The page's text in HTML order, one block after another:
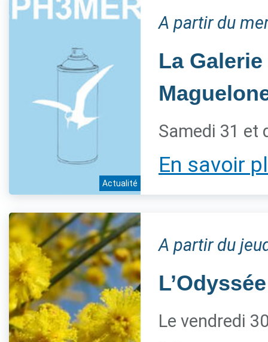
Actualité
A partir du
La
Samedi 31 et
En savoir
A partir du
Le vendredi